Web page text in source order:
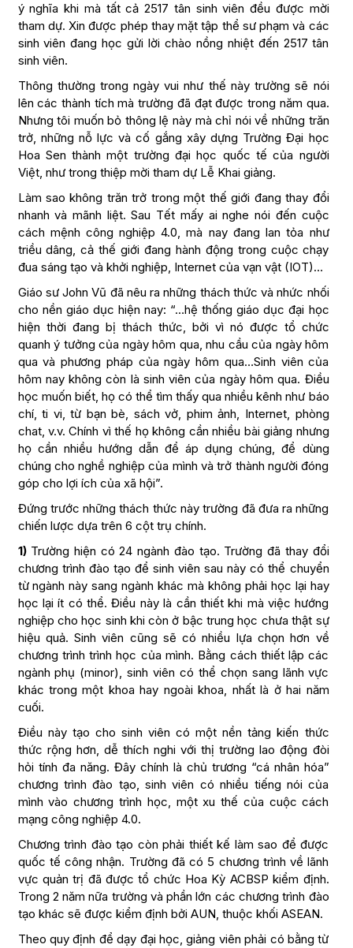
ý nghĩa khi mà tất cả 2517 tân sinh viên đều được mời
tham dự. Xin được phép thay mặt tập thể sư phạm và các
sinh viên đang học gửi lời chào nồng nhiệt đến 2517 tân
sinh viên.
Thông thường trong ngày vui như thế này trường sẽ nói
lên các thành tích mà trường đã đạt được trong năm qua.
Nhưng tôi muốn bỏ thông lệ này mà chỉ nói về những trăn
trở, những nỗ lực và cố gắng xây dựng Trường Đại học
Hoa Sen thành một trường đại học quốc tế của người
Việt, như trong thiệp mời tham dự Lễ Khai giảng.
Làm sao không trăn trở trong một thế giới đang thay đổi
nhanh và mãnh liệt. Sau Tết mấy ai nghe nói đến cuộc
cách mệnh công nghiệp 4.0, mà nay đang lan tỏa như
triều dâng, cả thế giới đang hành động trong cuộc chạy
đua sáng tạo và khởi nghiệp, Internet của vạn vật (IOT)…
Giáo sư John Vũ đã nêu ra những thách thức và nhức nhối
cho nền giáo dục hiện nay: “…hệ thống giáo dục đại học
hiện thời đang bị thách thức, bởi vì nó được tổ chức
quanh ý tưởng của ngày hôm qua, nhu cầu của ngày hôm
qua và phương pháp của ngày hôm qua…Sinh viên của
hôm nay không còn là sinh viên của ngày hôm qua. Điều
học muốn biết, họ có thể tìm thấy qua nhiều kênh như báo
chí, ti vi, từ bạn bè, sách vở, phim ảnh, Internet, phòng
chat, v.v. Chính vì thế họ không cần nhiều bài giảng nhưng
họ cần nhiều hướng dẫn để áp dụng chúng, để dùng
chúng cho nghề nghiệp của mình và trở thành người đóng
góp cho lợi ích của xã hội”.
Đứng trước những thách thức này trường đã đưa ra những
chiến lược dựa trên 6 cột trụ chính.
1)Trường hiện có 24 ngành đào tạo. Trường đã thay đổi
chương trình đào tạo để sinh viên sau này có thể chuyển
từ ngành này sang ngành khác mà không phải học lại hay
học lại ít có thể. Điều này là cần thiết khi mà việc hướng
nghiệp cho học sinh khi còn ở bậc trung học chưa thật sự
hiệu quả. Sinh viên cũng sẽ có nhiều lựa chọn hơn về
chương trình trình học của mình. Bằng cách thiết lập các
ngành phụ (minor), sinh viên có thể chọn sang lãnh vực
khác trong một khoa hay ngoài khoa, nhất là ở hai năm
cuối.
Điều này tạo cho sinh viên có một nền tảng kiến thức
thức rộng hơn, dễ thích nghi với thị trường lao động đòi
hỏi tính đa năng. Đây chính là chủ trương “cá nhân hóa”
chương trình đào tạo, sinh viên có nhiều tiếng nói của
mình vào chương trình học, một xu thế của cuộc cách
mạng công nghiệp 4.0.
Chương trình đào tạo còn phải thiết kế làm sao để được
quốc tế công nhận. Trường đã có 5 chương trình về lãnh
vực quản trị đã được tổ chức Hoa Kỳ ACBSP kiểm định.
Trong 2 năm nữa trường và phần lớn các chương trình đào
tạo khác sẽ được kiểm định bởi AUN, thuộc khối ASEAN.
Theo quy định để dạy đại học, giảng viên phải có bằng từ